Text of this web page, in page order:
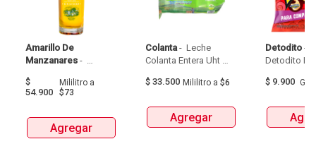
Amarillo De
Manzanares -
De Manzanares
$
54.900
Mililitroa
$73
Agregar
Colanta - Leche
Colanta Entera Uht
$ 33.500 Mililitro a $6
Agregar
Detodito -
$ 9.900